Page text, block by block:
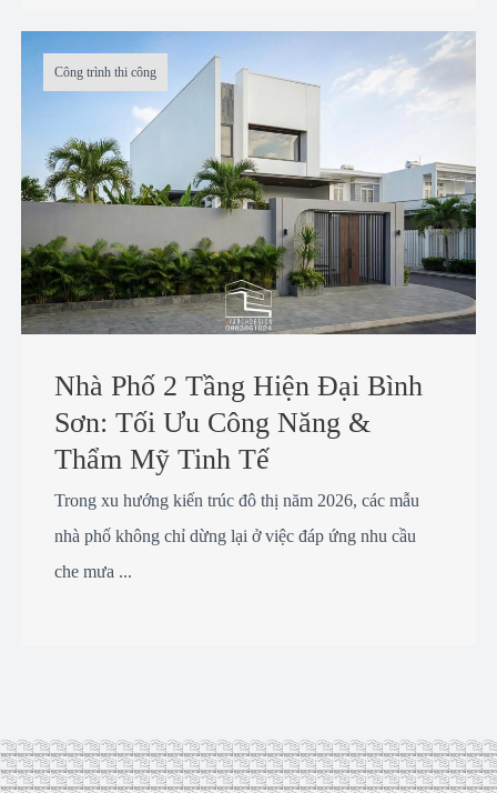
Công trình thi công
Nhà Phố 2 Tầng Hiện Đại Bình
Sơn: Tối Ưu Công Năng &
Thẩm Mỹ Tinh Tế
Trong xu hướng kiến trúc đô thị năm 2026, các mẫu
nhà phố không chỉ dừng lại ở việc đáp ứng nhu cầu
che mưa ...